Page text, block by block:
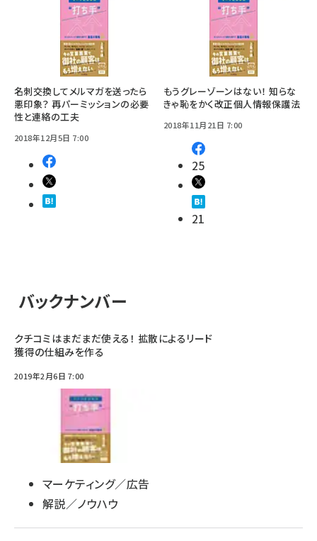
名刺交換してメルマガを送ったら
悪印象？ 再パーミッションの必要
性と連絡の工夫
2018年12月5日 7:00
もうグレーゾーンはない！ 知らな
きゃ恥をかく改正個人情報保護法
2018年11月21日 7:00
25
21
バックナンバー
クチコミはまだまだ使える！ 拡散によるリード
獲得の仕組みを作る
2019年2月6日 7:00
マーケティング／広告
解説／ノウハウ